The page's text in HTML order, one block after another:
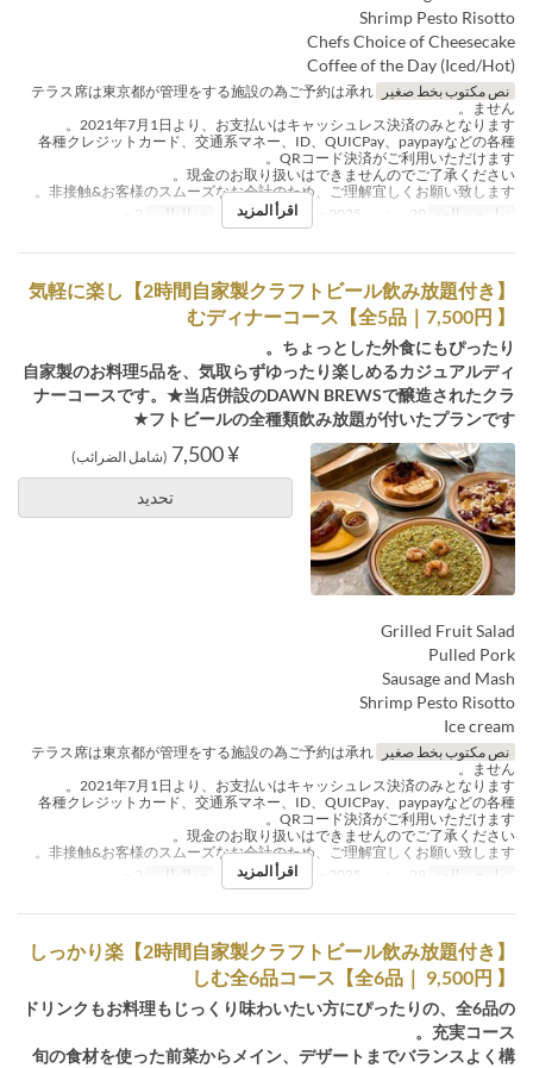
Shrimp Pesto Risotto
Chefs Choice of Cheesecake
Coffee of the Day (Iced/Hot)
نص مكتوب بخط صغير
テラス席は東京都が管理をする施設の為ご予約は承れ
ません。
2021年7月1日より、お支払いはキャッシュレス決済のみとなります。
各種クレジットカード、交通系マネー、ID、QUICPay、paypayなどの各種
QRコード決済がご利用いただけます。
現金のお取り扱いはできませんのでご了承ください。
非接触&お客様のスムーズなお会計のため、ご理解宜しくお願い致します。
تواريخ صالحة
وجبات العشاء حد الطلب اقرأ المزيد
【2時間自家製クラフトビール飲み放題付き】気軽に楽し
むディナーコース【全5品｜7,500円 】
ちょっとした外食にもぴったり。
自家製のお料理5品を、気取らずゆったり楽しめるカジュアルディ
ナーコースです。★当店併設のDAWN BREWSで醸造されたクラ
フトビールの全種類飲み放題が付いたプランです★
¥ 7,500 (شامل الضرائب)
تحديد
Grilled Fruit Salad
Pulled Pork
Sausage and Mash
Shrimp Pesto Risotto
Ice cream
نص مكتوب بخط صغير
テラス席は東京都が管理をする施設の為ご予約は承れ
ません。
2021年7月1日より、お支払いはキャッシュレス決済のみとなります。
各種クレジットカード、交通系マネー、ID、QUICPay、paypayなどの各種
QRコード決済がご利用いただけます。
現金のお取り扱いはできませんのでご了承ください。
非接触&お客様のスムーズなお会計のため、ご理解宜しくお願い致します。
تواريخ صالحة
وجبات العشاء حد الطلب اقرأ المزيد
【2時間自家製クラフトビール飲み放題付き】しっかり楽
しむ全6品コース【全6品｜ 9,500円 】
ドリンクもお料理もじっくり味わいたい方にぴったりの、全6品の
充実コース。
旬の食材を使った前菜からメイン、デザートまでバランスよく構